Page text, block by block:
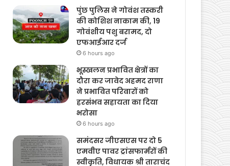
भिवाड़ी के सेक्टर-4 स्थित
अहिल्या बाई पार्क में हीरा देवी
चैरिटेबल ट्रस्ट ने किया
वृक्षारोपण
पुंछ पुलिस ने गोवंश तस्करी
की कोशिश नाकाम की, 19
गोवंशीय पशु बरामद, दो
एफआईआर दर्ज
6 hours ago
भूस्खलन प्रभावित क्षेत्रों का
दौरा कर जावेद अहमद राणा
ने प्रभावित परिवारों को